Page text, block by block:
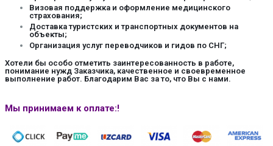
Визовая поддержка и оформление медицинского
страхования;
Доставка туристских и транспортных документов на
объекты;
Организация услуг переводчиков и гидов по СНГ;
Хотели бы особо отметить заинтересованность в работе,
понимание нужд Заказчика, качественное и своевременное
выполнение работ. Благодарим Вас за то, что Вы с нами.
Мы принимаем к оплате:!